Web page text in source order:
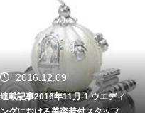
2016.12.09
連載記事2016年11月-1 ウエディ